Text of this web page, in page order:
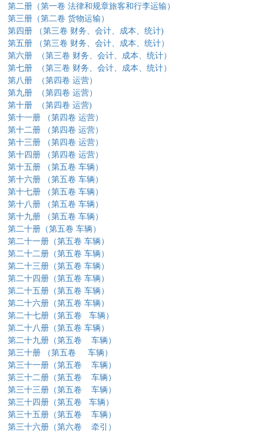
第二册（第一卷 法律和规章旅客和行李运输）
第三册 （第二卷 货物运输）
第四册
（第三卷 财务、会计、成本、统计)
第五册
（第三卷 财务、会计、成本、统计）
第六册
（第三卷 财务、会计、成本、统计）
第七册
（第三卷 财务、会计、成本、统计）
第八册
（第四卷 运营）
第九册
（第四卷 运营）
第十册
（第四卷 运营)
第十一册
（第四卷 运营）
第十二册
（第四卷 运营）
第十三册
（第四卷 运营）
第十四册
（第四卷 运营）
第十五册
（第五卷 车辆）
第十六册
（第五卷 车辆）
第十七册
（第五卷 车辆）
第十八册
（第五卷 车辆）
第十九册
（第五卷 车辆）
第二十册（第五卷 车辆）
第二十一册（第五卷 车辆）
第二十二册（第五卷 车辆）
第二十三册（第五卷 车辆）
第二十四册（第五卷 车辆）
第二十五册（第五卷 车辆）
第二十六册（第五卷 车辆）
第二十七册（第五卷 车辆）
第二十八册（第五卷 车辆）
第二十九册（第五卷 车辆）
第三十册
（第五卷 车辆）
第三十一册（第五卷 车辆）
第三十二册（第五卷 车辆）
第三十三册（第五卷 车辆）
第三十四册（第五卷 车辆）
第三十五册（第五卷 车辆）
第三十六册（第六卷 牵引）